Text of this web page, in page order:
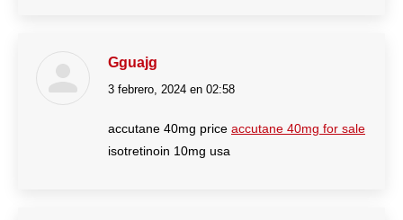
Gguajg
dice:
3 febrero, 2024 en 02:58
accutane 40mg price accutane 40mg for sale
isotretinoin 10mg usa